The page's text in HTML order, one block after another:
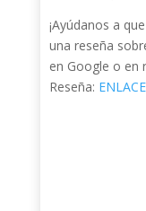
¡Ayúdanos a
una reseña
en Google o en
Reseña: ENLACE